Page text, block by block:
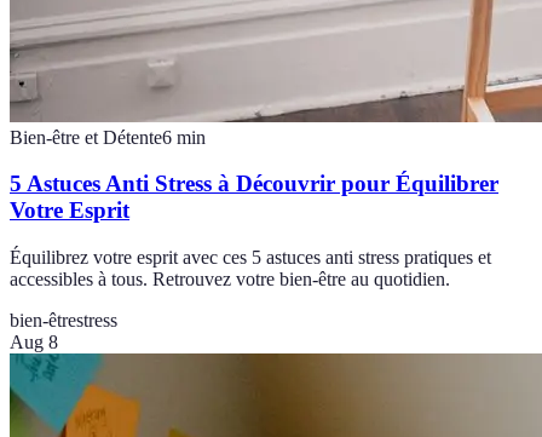
Bien-être et Détente6 min
5 Astuces Anti Stress à Découvrir pour Équilibrer
Votre Esprit
Équilibrez votre esprit avec ces 5 astuces anti stress pratiques et
accessibles à tous. Retrouvez votre bien-être au quotidien.
bien-êtrestress
Aug 8